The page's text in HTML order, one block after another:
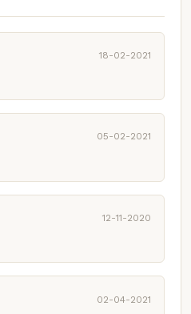
18-02-2021
05-02-2021
12-11-2020
02-04-2021